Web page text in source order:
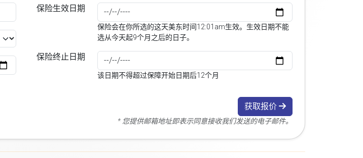
保险生效日期
保险会在你所选的这天美东时间12:01am生效。生效日期不能
选从今天起9个月之后的日子。
保险终止日期
该日期不得超过保障开始日期后12个月
获取报价
* 您提供邮箱地址即表示同意接收我们发送的电子邮件。